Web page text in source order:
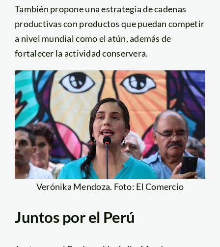
También propone una estrategia de cadenas
productivas con productos que puedan competir
a nivel mundial como el atún, además de
fortalecer la actividad conservera.
Verónika Mendoza. Foto: El Comercio
Juntos por el Perú